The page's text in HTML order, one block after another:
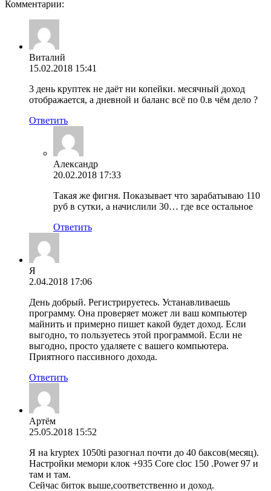
Комментарии:
Виталий
15.02.2018 15:41
3 день круптек не даёт ни копейки. месячный доход
отображается, а дневной и баланс всё по 0.в чём дело ?
Ответить
Александр
20.02.2018 17:33
Такая же фигня. Показывает что зарабатываю 110
руб в сутки, а начислили 30… где все остальное
Ответить
Я
2.04.2018 17:06
День добрый. Регистрируетесь. Устанавливаешь
программу. Она проверяет может ли ваш компьютер
майнить и примерно пишет какой будет доход. Если
выгодно, то пользуетесь этой программой. Если не
выгодно, просто удаляете с вашего компьютера.
Приятного пассивного дохода.
Ответить
Артём
25.05.2018 15:52
Я на kryptex 1050ti разогнал почти до 40 баксов(месяц).
Настройки мемори клок +935 Сore cloc 150 .Power 97 и
там и там.
Сейчас биток выше,соответственно и доход.